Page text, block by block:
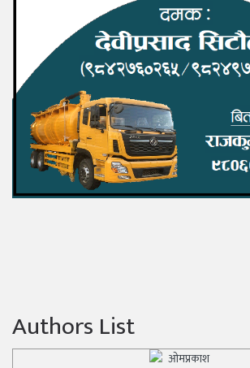
Authors List